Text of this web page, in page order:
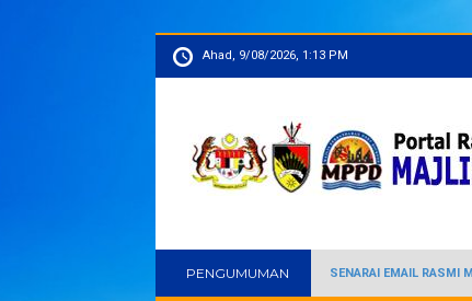
Ahad, 9/08/2026, 1:13 PM
PENGUMUMAN SENARAI EMAIL RASMI